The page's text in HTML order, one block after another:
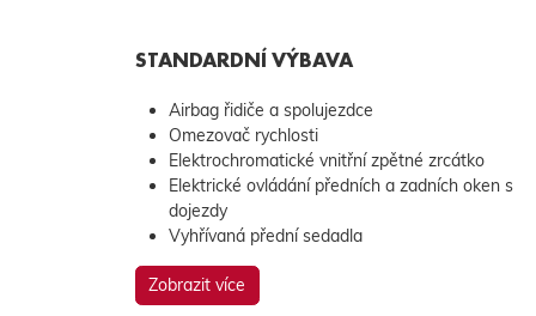
STANDARDNÍ VÝBAVA
Airbag řidiče a spolujezdce
Omezovač rychlosti
Elektrochromatické vnitřní zpětné zrcátko
Elektrické ovládání předních a zadních oken s
dojezdy
Vyhřívaná přední sedadla
Zobrazit více